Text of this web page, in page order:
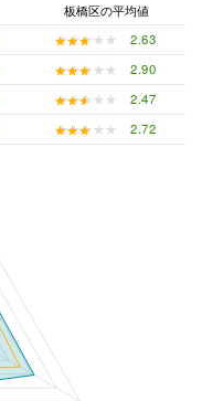
板橋区の平均値
★★★★★
★★★★★
2.63
★★★★★
★★★★★
2.90
★★★★★
★★★★★
2.47
★★★★★
★★★★★ 2.72